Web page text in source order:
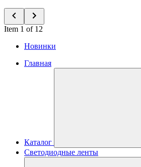
Item 1 of 12
Новинки
Главная
Каталог
Светодиодные ленты